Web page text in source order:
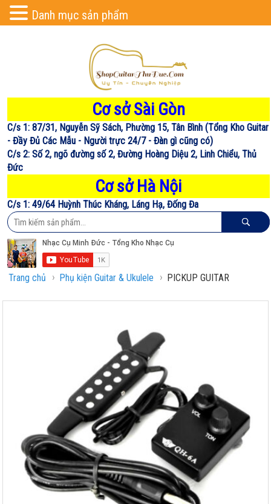
Cơ sở Sài Gòn
C/s 1: 87/31, Nguyễn Sỹ Sách, Phường 15, Tân Bình (Tổng Kho Guitar
- Đầy Đủ Các Mẫu - Người trực 24/7 - Đàn gì cũng có)
C/s 2: Số 2, ngõ đường số 2, Đường Hoàng Diệu 2, Linh Chiểu, Thủ
Đức
Cơ sở Hà Nội
C/s 1: 49/64 Huỳnh Thúc Kháng, Láng Hạ, Đống Đa
Trang chủ › Phụ kiện Guitar & Ukulele › PICKUP GUITAR
Danh mục sản phẩm